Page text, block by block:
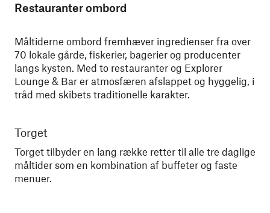
Restauranter ombord
Måltiderne ombord fremhæver ingredienser fra over
70 lokale gårde, fiskerier, bagerier og producenter
langs kysten. Med to restauranter og Explorer
Lounge & Bar er atmosfæren afslappet og hyggelig, i
tråd med skibets traditionelle karakter.
Torget
Torget tilbyder en lang række retter til alle tre daglige
måltider som en kombination af buffeter og faste
menuer.